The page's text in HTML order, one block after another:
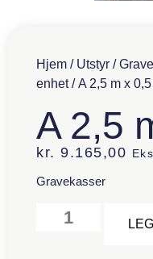
Hjem / Utstyr /
enhet/ A 2,5 m x
A 2,5
kr. 9.165,00
Gravekasser